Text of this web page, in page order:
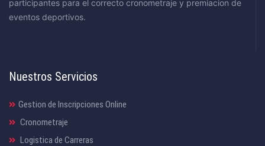
participantes para el correcto cronometraje y premiacion de
eventos deportivos.
Nuestros Servicios
Gestion de Inscripciones Online
Cronometraje
Logistica de Carreras